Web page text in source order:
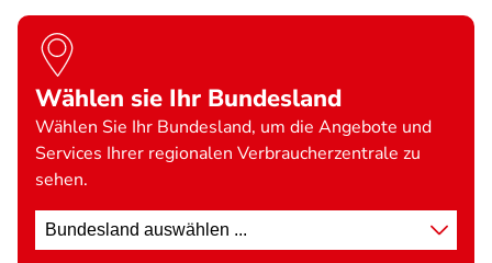
Wählen sie Ihr Bundesland
Wählen Sie Ihr Bundesland, um die Angebote und
Services Ihrer regionalen Verbraucherzentrale zu
sehen.
Standort
wählen